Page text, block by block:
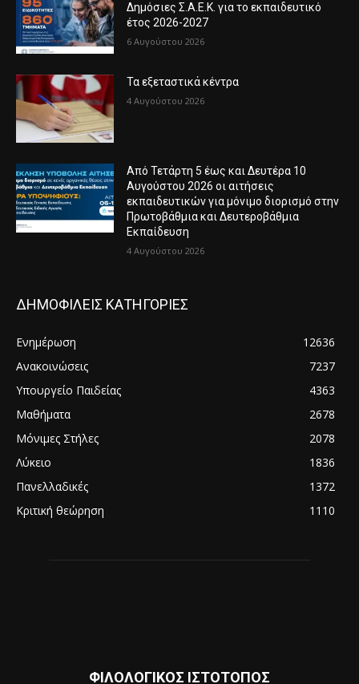
Δημόσιες Σ.Α.Ε.Κ. για το εκπαιδευτικό
έτος 2026-2027
6 Αυγούστου 2026
Τα εξεταστικά κέντρα
4 Αυγούστου 2026
Από Τετάρτη 5 έως και Δευτέρα 10
Αυγούστου 2026 οι αιτήσεις
εκπαιδευτικών για μόνιμο διορισμό στην
Πρωτοβάθμια και Δευτεροβάθμια
Εκπαίδευση
4 Αυγούστου 2026
ΔΗΜΟΦΙΛΕΙΣ ΚΑΤΗΓΟΡΙΕΣ
Ενημέρωση
12636
Ανακοινώσεις
7237
Υπουργείο Παιδείας
4363
Μαθήματα
2678
Μόνιμες Στήλες
2078
Λύκειο
1836
Πανελλαδικές
1372
Κριτική θεώρηση
1110
ΦΙΛΟΛΟΓΙΚΟΣ ΙΣΤΟΤΟΠΟΣ